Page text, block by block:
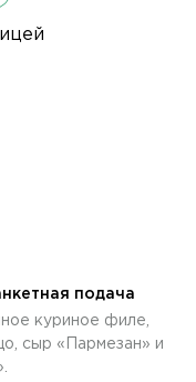
подача
куриное филе,
сыр «Пармезан» и